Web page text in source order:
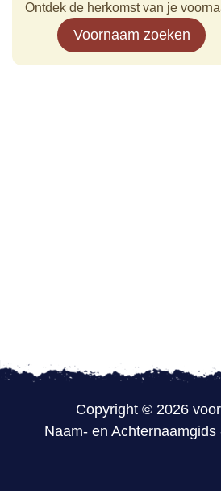
Ontdek de herkomst van je
Voornaam zoeken
Copyright © 2026
Naam- en Achternaamgids